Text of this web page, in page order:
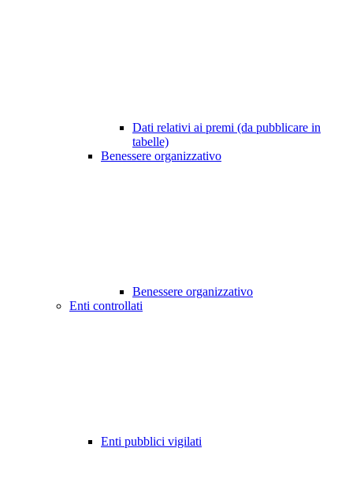
Dati relativi ai premi (da pubblicare in
tabelle)
Benessere organizzativo
Benessere organizzativo
Enti controllati
Enti pubblici vigilati